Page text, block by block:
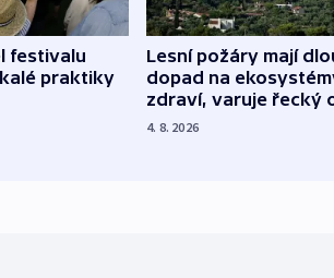
festivalu
praktiky
Lesní požáry mají
dopad na
zdraví, varuje řecký
4. 8. 2026